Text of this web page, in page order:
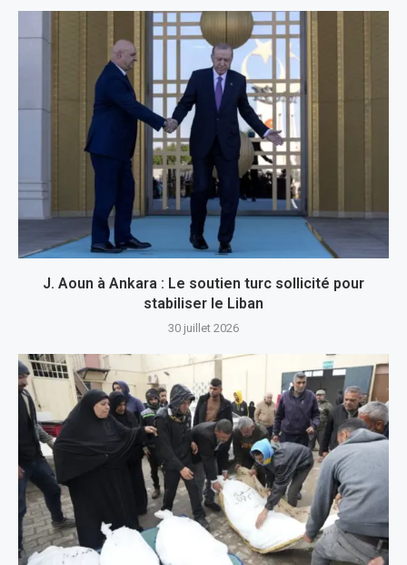
J. Aoun à Ankara : Le soutien turc sollicité pour
stabiliser le Liban
30 juillet 2026